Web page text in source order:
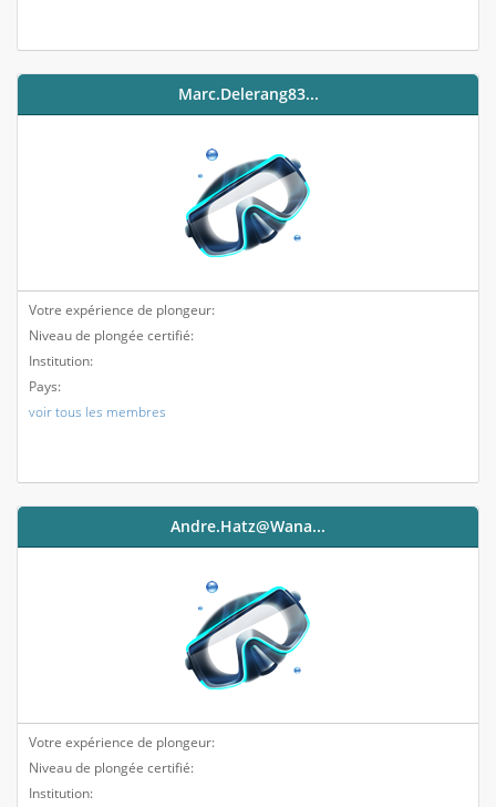
Marc.delerang83...
Votre expérience de plongeur:
Niveau de plongée certifié:
Institution:
Pays:
voir tous les membres
Andre.hatz@wana...
Votre expérience de plongeur:
Niveau de plongée certifié:
Institution: